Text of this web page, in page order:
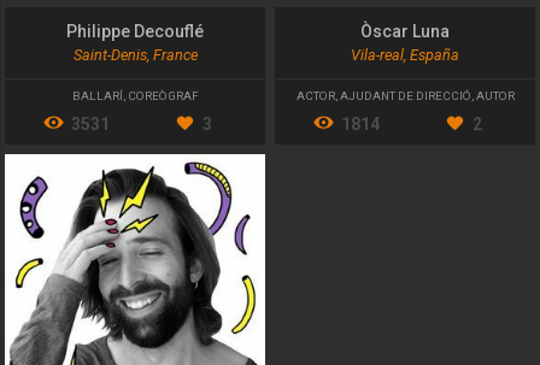
Philippe Decouflé
Saint-Denis, France
BALLARÍ , COREÒGRAF
3531 3
Òscar Luna
Vila-real, España
ACTOR,AJUDANT DE DIRECCIÓ,AUTOR
1814 2